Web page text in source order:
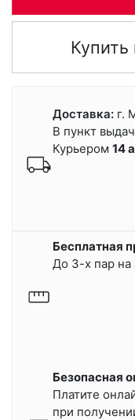
Купить
Доставка: г.
В пункт
Курьером 14
Бесплатная
До 3-х пар на
Безопасная
Платите
при